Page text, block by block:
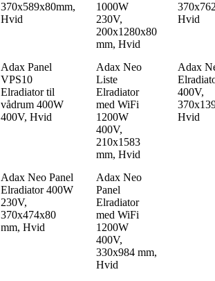
370x589x80mm,
Hvid
1000W
230V,
200x1280x80
mm, Hvid
Hvid
Adax Panel
VPS10
Elradiator til
vådrum 400W
400V, Hvid
Adax Neo
Liste
Elradiator
med WiFi
1200W
400V,
210x1583
mm, Hvid
Adax
400V,
Hvid
Adax Neo Panel
Elradiator 400W
230V,
370x474x80
mm, Hvid
Adax Neo
Panel
Elradiator
med WiFi
1200W
400V,
330x984 mm,
Hvid